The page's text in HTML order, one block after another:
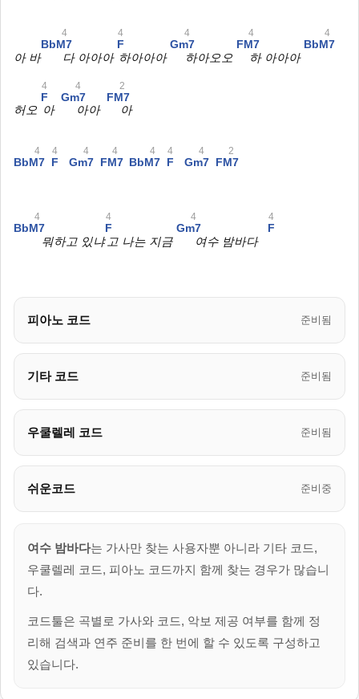
아 바
BbM7
4
다 아아아
F
4
하아아아
Gm7
4
하아오오
FM7
4
하 아아아
BbM7
4
허오
F
4
아
Gm7
4
아아
FM7
2
아
BbM7
4
F
4
Gm7
4
FM7
4
BbM7
4
F
4
Gm7
4
FM7
2
BbM7
4
뭐하고 있냐
F
4
고 나는 지금
Gm7
4
여수 밤바다
F
4
피아노 코드 준비됨
기타 코드 준비됨
우쿨렐레 코드 준비됨
쉬운코드 준비중
여수 밤바다는 가사만 찾는 사용자뿐 아니라 기타 코드,
우쿨렐레 코드, 피아노 코드까지 함께 찾는 경우가 많습니
다.
코드툴은 곡별로 가사와 코드, 악보 제공 여부를 함께 정
리해 검색과 연주 준비를 한 번에 할 수 있도록 구성하고
있습니다.